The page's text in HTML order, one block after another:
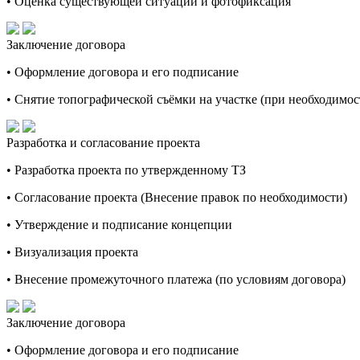
Заключение договора
• Оформление договора и его подписание
• Снятие топографической съёмки на участке (при
Разработка и согласование проекта
• Разработка проекта по утвержденному ТЗ
• Согласование проекта (Внесение правок по необходимости)
• Утверждение и подписание концепции
• Визуализация проекта
• Внесение промежуточного платежа (по условиям договора)
Заключение договора
• Оформление договора и его подписание